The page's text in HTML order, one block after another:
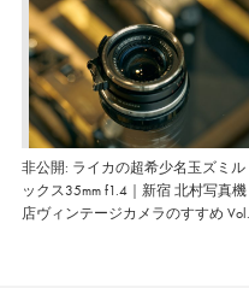
非公開: ライカの超希少名玉ズミル
ックス35mm f1.4｜新宿 北村写真機
店ヴィンテージカメラのすすめ